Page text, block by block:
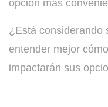
opción más
¿Está considerando
entender mejor
impactarán sus